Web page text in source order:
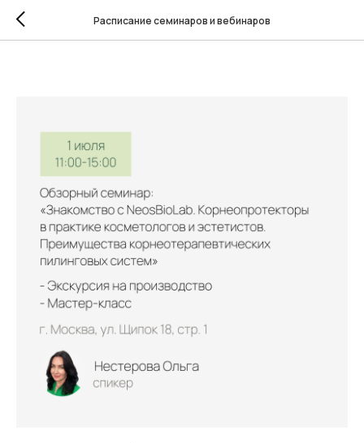
Расписание семинаров и вебинаров